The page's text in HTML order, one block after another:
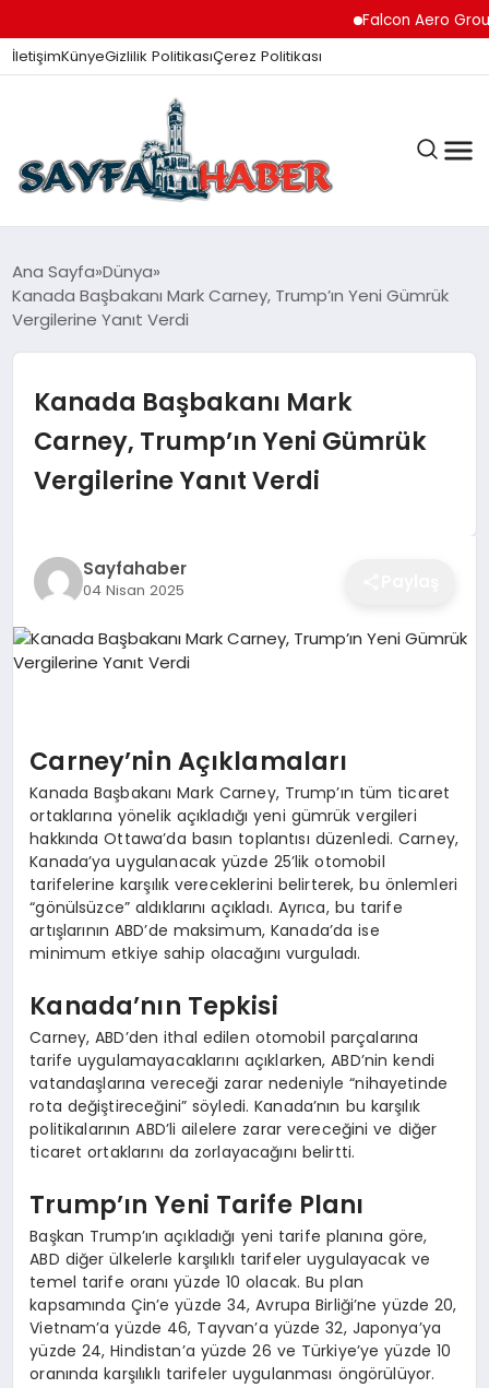
Falcon Aero Group,
İletişimKünyeGizlilik PolitikasıÇerez Politikası
ANA SAYFA
GÜNDEM
İZMIR HABERLERI
EKONOMI
SAĞLIK
SPOR
YAŞAM
DIĞER
Ana Sayfa Dünya
Kanada Başbakanı Mark Carney, Trump’ın Yeni Gümrük
Vergilerine Yanıt Verdi
Kanada Başbakanı Mark
Carney, Trump’ın Yeni Gümrük
Vergilerine Yanıt Verdi
Sayfahaber
04 Nisan 2025
Carney’nin Açıklamaları
Kanada Başbakanı Mark Carney, Trump’ın tüm ticaret
ortaklarına yönelik açıkladığı yeni gümrük vergileri
hakkında Ottawa’da basın toplantısı düzenledi. Carney,
Kanada’ya uygulanacak yüzde 25’lik otomobil
tarifelerine karşılık vereceklerini belirterek, bu önlemleri
“gönülsüzce” aldıklarını açıkladı. Ayrıca, bu tarife
artışlarının ABD’de maksimum, Kanada’da ise
minimum etkiye sahip olacağını vurguladı.
Kanada’nın Tepkisi
Carney, ABD’den ithal edilen otomobil parçalarına
tarife uygulamayacaklarını açıklarken, ABD’nin kendi
vatandaşlarına vereceği zarar nedeniyle “nihayetinde
rota değiştireceğini” söyledi. Kanada’nın bu karşılık
politikalarının ABD’li ailelere zarar vereceğini ve diğer
ticaret ortaklarını da zorlayacağını belirtti.
Trump’ın Yeni Tarife Planı
Başkan Trump’ın açıkladığı yeni tarife planına göre,
ABD diğer ülkelerle karşılıklı tarifeler uygulayacak ve
temel tarife oranı yüzde 10 olacak. Bu plan
kapsamında Çin’e yüzde 34, Avrupa Birliği’ne yüzde 20,
Vietnam’a yüzde 46, Tayvan’a yüzde 32, Japonya’ya
yüzde 24, Hindistan’a yüzde 26 ve Türkiye’ye yüzde 10
oranında karşılıklı tarifeler uygulanması öngörülüyor.